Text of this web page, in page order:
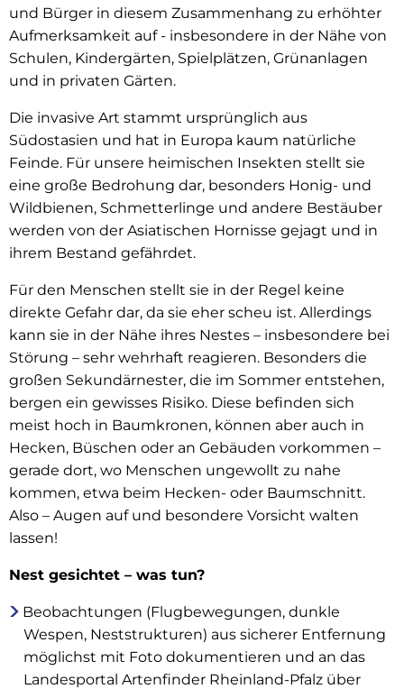
und Bürger in diesem Zusammenhang zu erhöhter
Aufmerksamkeit auf - insbesondere in der Nähe von
Schulen, Kindergärten, Spielplätzen, Grünanlagen
und in privaten Gärten.
Die invasive Art stammt ursprünglich aus
Südostasien und hat in Europa kaum natürliche
Feinde. Für unsere heimischen Insekten stellt sie
eine große Bedrohung dar, besonders Honig- und
Wildbienen, Schmetterlinge und andere Bestäuber
werden von der Asiatischen Hornisse gejagt und in
ihrem Bestand gefährdet.
Für den Menschen stellt sie in der Regel keine
direkte Gefahr dar, da sie eher scheu ist. Allerdings
kann sie in der Nähe ihres Nestes – insbesondere bei
Störung – sehr wehrhaft reagieren. Besonders die
großen Sekundärnester, die im Sommer entstehen,
bergen ein gewisses Risiko. Diese befinden sich
meist hoch in Baumkronen, können aber auch in
Hecken, Büschen oder an Gebäuden vorkommen –
gerade dort, wo Menschen ungewollt zu nahe
kommen, etwa beim Hecken- oder Baumschnitt.
Also – Augen auf und besondere Vorsicht walten
lassen!
Nest gesichtet – was tun?
Beobachtungen (Flugbewegungen, dunkle
Wespen, Neststrukturen) aus sicherer Entfernung
möglichst mit Foto dokumentieren und an das
Landesportal Artenfinder Rheinland-Pfalz über